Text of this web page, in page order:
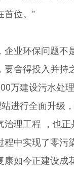
首位。”
企业环保问题不
要舍得投入并持
万建设污水处
进行全面升级
治理工程 ，也
程中实现了零污
如今正建设成